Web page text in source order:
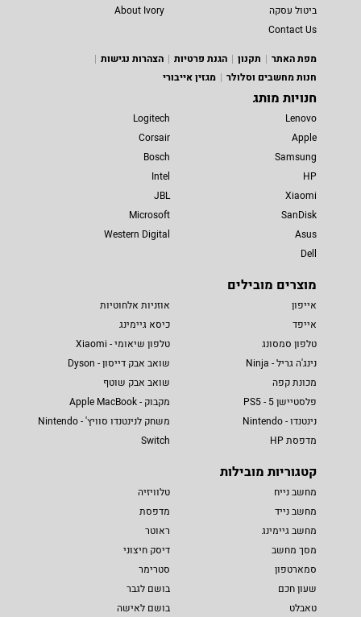
ביטול עסקה
About Ivory
Contact Us
מפת האתר
תקנון הגנת פרטיות
הצהרות נגישות
חנות מחשבים וסלולר
מגזין אייבורי
חנויות מותג
Lenovo
Apple
Samsung
HP
Xiaomi
SanDisk
Asus
Dell
Logitech
Corsair
Bosch
Intel
JBL
Microsoft
Western Digital
מוצרים מובילים
אייפון
אייפד
טלפון סמסונג
נינג'ה גריל - Ninja
מכונת קפה
פלסטיישן 5 - PS5
נינטנדו - Nintendo
מדפסת HP
אוזניות אלחוטיות
כיסא גיימינג
טלפון שיאומי - Xiaomi
שואב אבק דייסון - Dyson
שואב אבק שוטף
מקבוק - Apple MacBook
משחק לנינטנדו סוויץ' - Nintendo
Switch
קטגוריות מובילות
מחשב נייח
מחשב נייד
מחשב גיימינג
מסך מחשב
סמארטפון
שעון חכם
טאבלט
טלוויזיה
מדפסת
ראוטר
דיסק חיצוני
סטרימר
בושם לגבר
בושם לאישה